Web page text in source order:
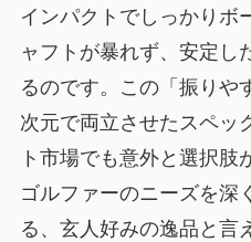
インパクトでしっかりボ
ャフトが暴れず、安定し
るのです。この「振りや
次元で両立させたスペッ
ト市場でも意外と選択肢
ゴルファーのニーズを深
る、玄人好みの逸品と言